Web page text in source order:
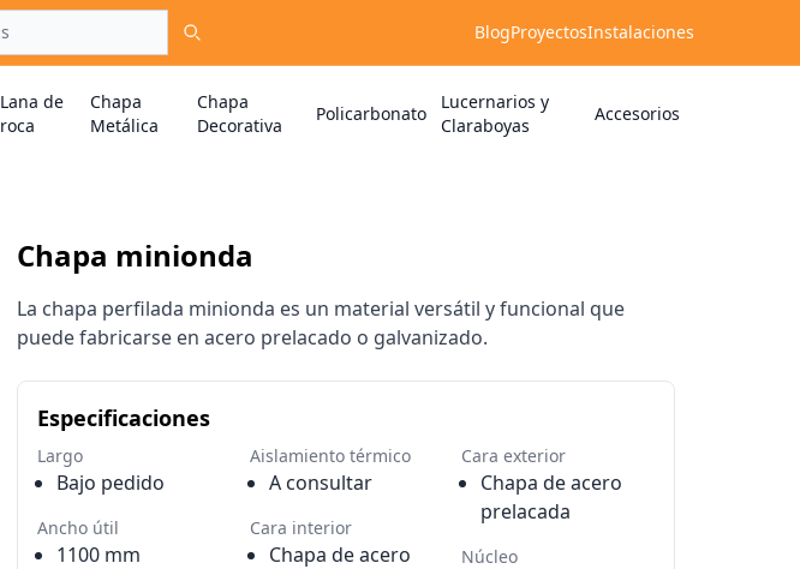
BlogProyectosInstalaciones
Lana de
roca
Chapa
Metálica
Chapa
Decorativa
Policarbonato
Lucernarios y
Claraboyas
Accesorios
Chapa minionda
La chapa perfilada minionda es un material versátil y funcional que
puede fabricarse en acero prelacado o galvanizado.
Especificaciones
Largo
Bajo pedido
Ancho útil
1100 mm
Aislamiento térmico
A consultar
Cara interior
Chapa de acero
Cara exterior
Chapa de acero
prelacada
Núcleo